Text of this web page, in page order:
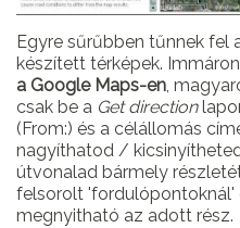
Egyre sűrűbben tűnnek fel
készített térképek. Immáron
a Google Maps-en,
csak be a Get direction
(From:) és a célállomás
nagyíthatod /
útvonalad bármely
felsorolt 'fordulópontoknál'
megnyitható az adott rész.